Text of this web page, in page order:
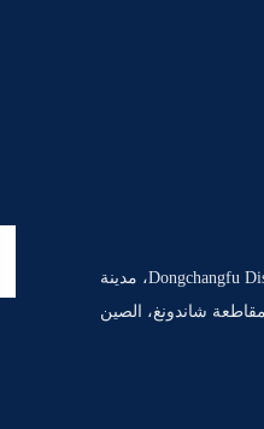
حديقة Dongchangfu District Industrial Park، مدينة